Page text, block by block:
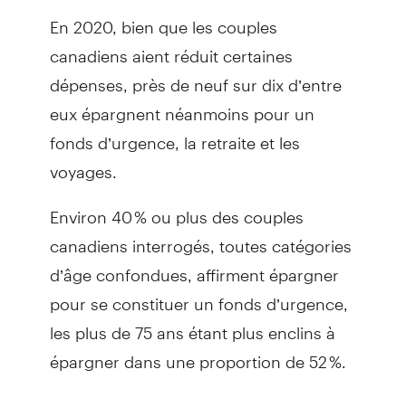
En 2020, bien que les couples
canadiens aient réduit certaines
dépenses, près de neuf sur dix d’entre
eux épargnent néanmoins pour un
fonds d’urgence, la retraite et les
voyages.
Environ 40 % ou plus des couples
canadiens interrogés, toutes catégories
d’âge confondues, affirment épargner
pour se constituer un fonds d’urgence,
les plus de 75 ans étant plus enclins à
épargner dans une proportion de 52 %.